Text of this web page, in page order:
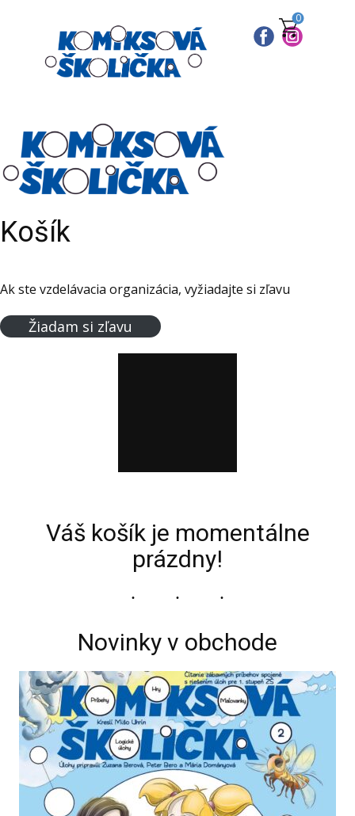
0
Košík
Ak ste vzdelávacia organizácia, vyžiadajte si zľavu
Žiadam si zľavu
Váš košík je momentálne
prázdny!
Novinky v obchode